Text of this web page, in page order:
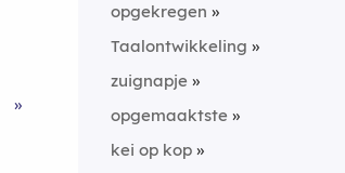
»
opgekregen
Taalontwikkeling
zuignapje
opgemaaktste
kei op kop